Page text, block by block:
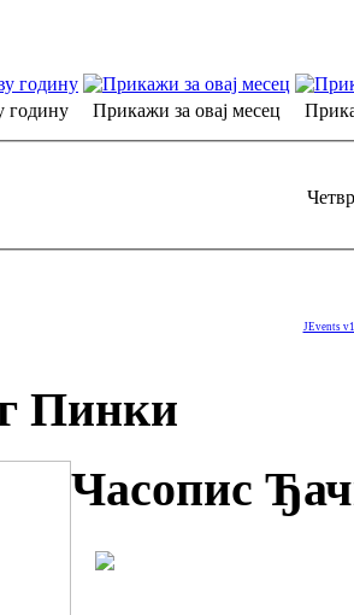
годину Прикажи за овај месец
JEvents
Пинки
Часопис